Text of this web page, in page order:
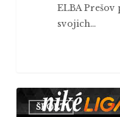
ELBA
svojich…
Futbalové
derbyŠPORT